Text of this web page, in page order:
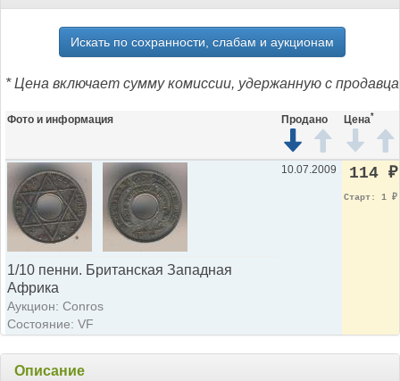
Искать по сохранности, слабам и аукционам
* Цена включает сумму комиссии, удержанную с продавца
Фото и информация Продано Цена*
1/10 пенни. Британская Западная
Африка
Аукцион: Conros
Состояние: VF
10.07.2009 114 ₽
Старт: 1 ₽
Описание